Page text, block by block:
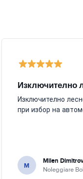
Изключително
при избор на
M Milen
Noleggiare